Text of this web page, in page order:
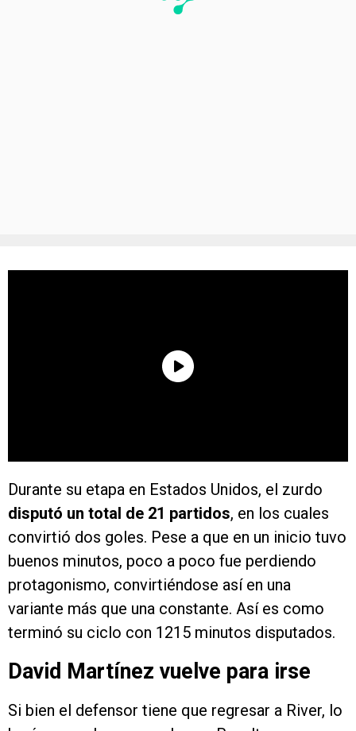
Durante su etapa en Estados Unidos, el zurdo
disputó un total de 21 partidos, en los cuales
convirtió dos goles. Pese a que en un inicio tuvo
buenos minutos, poco a poco fue perdiendo
protagonismo, convirtiéndose así en una
variante más que una constante. Así es como
terminó su ciclo con 1215 minutos disputados.
David Martínez vuelve para irse
Si bien el defensor tiene que regresar a River, lo